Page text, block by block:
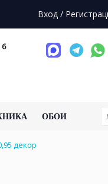
Вход /
6
ОБОИ
декор